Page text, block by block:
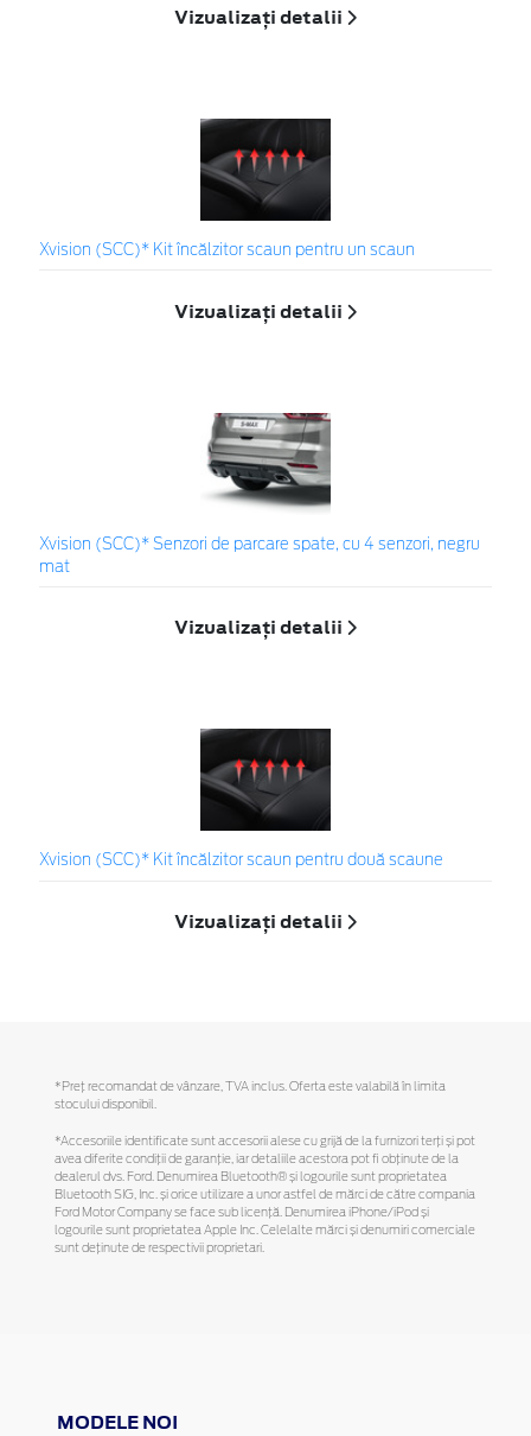
Vizualizați detalii
Xvision (SCC)* Kit încălzitor scaun pentru un scaun
Vizualizați detalii
Xvision (SCC)* Senzori de parcare spate, cu 4 senzori, negru
mat
Vizualizați detalii
Xvision (SCC)* Kit încălzitor scaun pentru două scaune
Vizualizați detalii
*Preţ recomandat de vânzare, TVA inclus. Oferta este valabilă în limita
stocului disponibil.
*Accesoriile identificate sunt accesorii alese cu grijă de la furnizori terți și pot
avea diferite condiții de garanție, iar detaliile acestora pot fi obținute de la
dealerul dvs. Ford. Denumirea Bluetooth® și logourile sunt proprietatea
Bluetooth SIG, Inc. și orice utilizare a unor astfel de mărci de către compania
Ford Motor Company se face sub licență. Denumirea iPhone/iPod și
logourile sunt proprietatea Apple Inc. Celelalte mărci și denumiri comerciale
sunt deținute de respectivii proprietari.
MODELE NOI